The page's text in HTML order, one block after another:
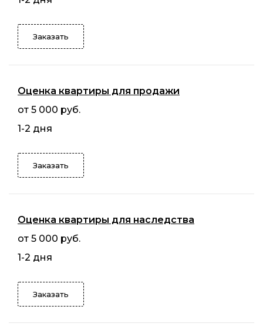
Заказать
Оценка квартиры для продажи
от 5 000 руб.
1-2 дня
Заказать
Оценка квартиры для наследства
от 5 000 руб.
1-2 дня
Заказать